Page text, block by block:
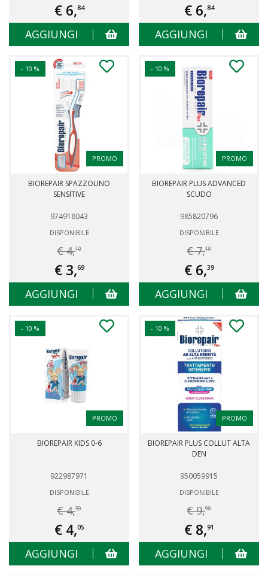
€ 6,84
AGGIUNGI
€ 6,84
AGGIUNGI
- 10 %
PROMO
BIOREPAIR SPAZZOLINO
SENSITIVE
974918043
DISPONIBILE
€ 4,10
€ 3,69
AGGIUNGI
- 10 %
PROMO
BIOREPAIR PLUS ADVANCED
SCUDO
985820796
DISPONIBILE
€ 7,10
€ 6,39
AGGIUNGI
- 10 %
PROMO
BIOREPAIR KIDS 0-6
922987971
DISPONIBILE
€ 4,50
€ 4,05
AGGIUNGI
- 10 %
PROMO
BIOREPAIR PLUS COLLUT ALTA
DEN
950059915
DISPONIBILE
€ 9,90
€ 8,91
AGGIUNGI